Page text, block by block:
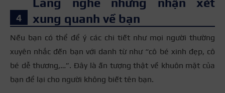
Lắng nghe những nhận xét
xung quanh về bạn
Nếu bạn có thể để ý các chi tiết như mọi người thường
xuyên nhắc đến bạn với danh từ như “cô bé xinh đẹp, cô
bé dễ thương,…”. Đây là ấn tượng thật về khuôn mặt của
bạn để lại cho người không biết tên bạn.